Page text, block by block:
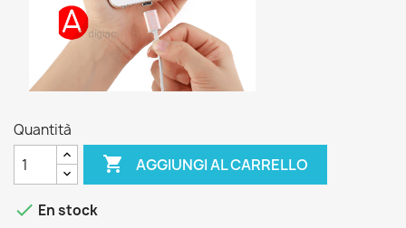
Quantità
 AGGIUNGI AL CARRELLO
 En stock